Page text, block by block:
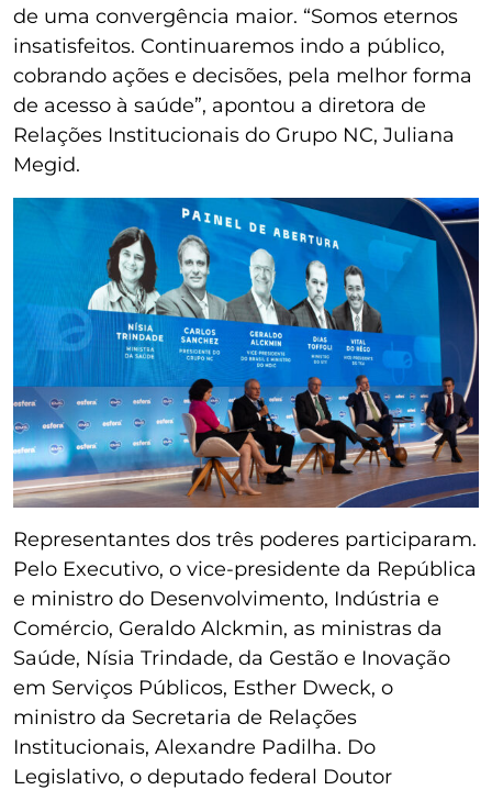
de uma convergência maior. “Somos eternos
insatisfeitos. Continuaremos indo a público,
cobrando ações e decisões, pela melhor forma
de acesso à saúde”, apontou a diretora de
Relações Institucionais do Grupo NC, Juliana
Megid.
Representantes dos três poderes participaram.
Pelo Executivo, o vice-presidente da República
e ministro do Desenvolvimento, Indústria e
Comércio, Geraldo Alckmin, as ministras da
Saúde, Nísia Trindade, da Gestão e Inovação
em Serviços Públicos, Esther Dweck, o
ministro da Secretaria de Relações
Institucionais, Alexandre Padilha. Do
Legislativo, o deputado federal Doutor